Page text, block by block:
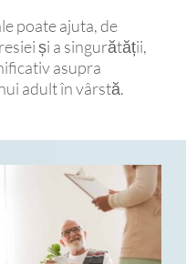
poate ajuta, de
și a singurătății,
asupra
adult în vârstă.